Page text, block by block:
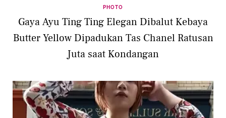
PHOTO
Gaya Ayu Ting Ting Elegan Dibalut Kebaya
Butter Yellow Dipadukan Tas Chanel Ratusan
Juta saat Kondangan